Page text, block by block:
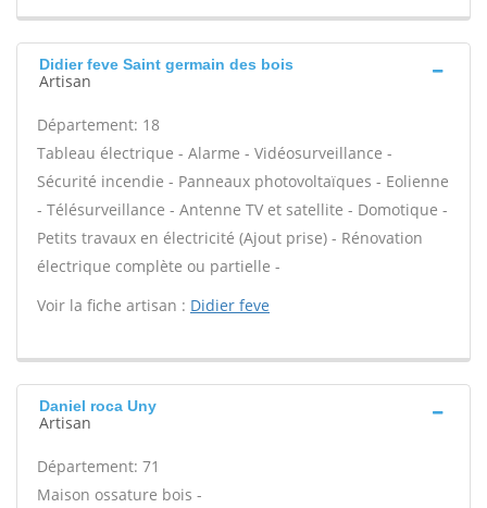
Didier feve Saint germain des bois
Artisan
Département: 18
Tableau électrique - Alarme - Vidéosurveillance -
Sécurité incendie - Panneaux photovoltaïques - Eolienne
- Télésurveillance - Antenne TV et satellite - Domotique -
Petits travaux en électricité (Ajout prise) - Rénovation
électrique complète ou partielle -
Voir la fiche artisan : Didier feve
Daniel roca Uny
Artisan
Département: 71
Maison ossature bois -